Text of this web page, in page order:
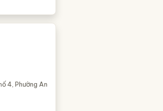
4, Phường An